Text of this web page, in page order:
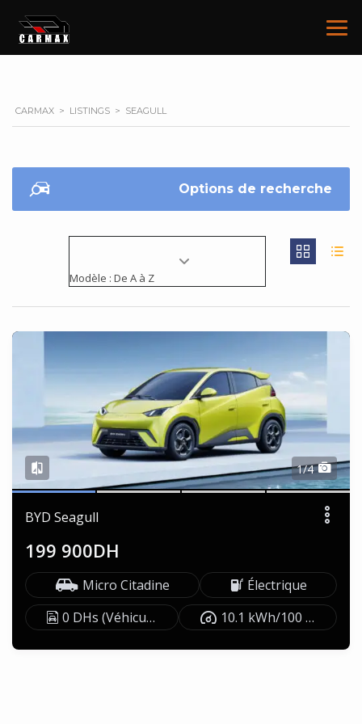
CARMAX > LISTINGS > SEAGULL
Options de recherche
Modèle : De A à Z
1/4
BYD Seagull
199 900DH
Micro Citadine
Électrique
0 DHs (Véhicule exonéré)
10.1 kWh/100 km